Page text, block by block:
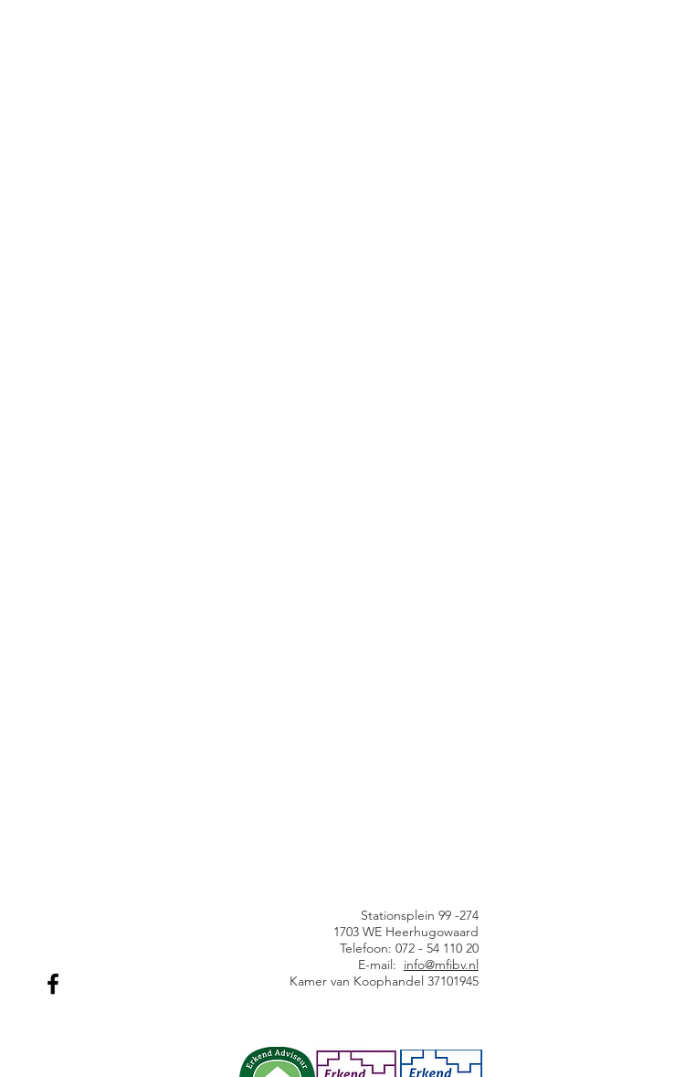
Stationsplein 99 -274
1703 WE Heerhugowaard
Telefoon: 072 - 54 110 20
E-mail: info@mfibv.nl
Kamer van Koophandel 37101945